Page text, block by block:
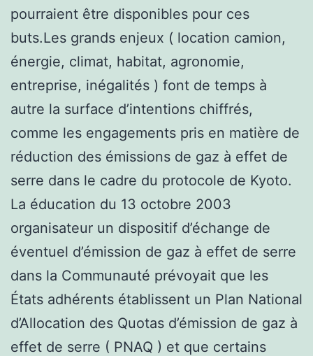
pourraient être disponibles pour ces
buts.Les grands enjeux ( location camion,
énergie, climat, habitat, agronomie,
entreprise, inégalités ) font de temps à
autre la surface d’intentions chiffrés,
comme les engagements pris en matière de
réduction des émissions de gaz à effet de
serre dans le cadre du protocole de Kyoto.
La éducation du 13 octobre 2003
organisateur un dispositif d’échange de
éventuel d’émission de gaz à effet de serre
dans la Communauté prévoyait que les
États adhérents établissent un Plan National
d’Allocation des Quotas d’émission de gaz à
effet de serre ( PNAQ ) et que certains